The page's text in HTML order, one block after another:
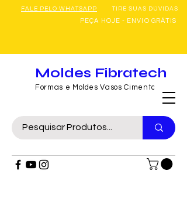
FALE PELO WHATSAPP TIRE SUAS DÚVIDAS
PEÇA HOJE - ENVIO GRÁTIS
Formas e Moldes Vasos Cimento
Moldes Fibratech